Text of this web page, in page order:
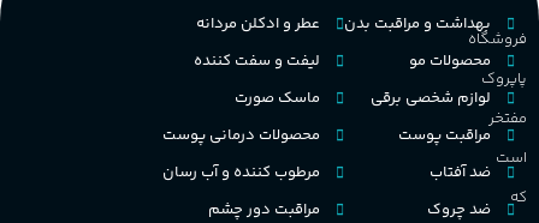
فروشگاه
پاپروک
مفتخر
است
که
بهداشت و مراقبت بدن
محصولات مو
لوازم شخصی برقی
مراقبت پوست
ضد آفتاب
ضد چروک
عطر و ادکلن مردانه
لیفت و سفت کننده
ماسک صورت
محصولات درمانی پوست
مرطوب کننده و آب رسان
مراقبت دور چشم